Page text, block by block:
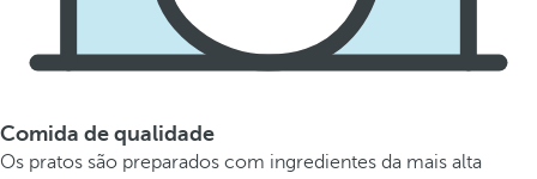
Comida de qualidade
Os pratos são preparados com ingredientes da mais alta